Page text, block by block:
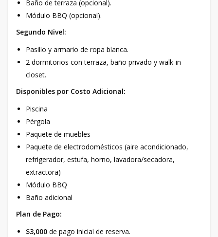
Baño de terraza (opcional).
Módulo BBQ (opcional).
Segundo Nivel:
Pasillo y armario de ropa blanca.
2 dormitorios con terraza, baño privado y walk-in
closet.
Disponibles por Costo Adicional:
Piscina
Pérgola
Paquete de muebles
Paquete de electrodomésticos (aire acondicionado,
refrigerador, estufa, horno, lavadora/secadora,
extractora)
Módulo BBQ
Baño adicional
Plan de Pago:
$3,000 de pago inicial de reserva.